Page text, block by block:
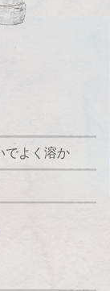
でよく溶か